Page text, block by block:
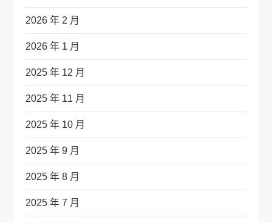
2026 年 2 月
2026 年 1 月
2025 年 12 月
2025 年 11 月
2025 年 10 月
2025 年 9 月
2025 年 8 月
2025 年 7 月